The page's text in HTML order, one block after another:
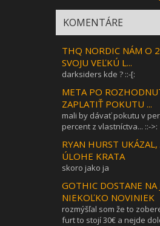
KOMENTÁRE
THQ NORDIC NÁM O
SVOJU VEĽKÚ L...
darksiders kde ? ::-[:
META PO
ZAPLATIŤ POKUTU ...
mali by dávať pokutu v
percent z vlastníctva... ::->:
RYAN HURST
ÚLOHE KRATA
skoro jako ja
GOTHIC DOSTANE NA
NIEKOĽKO NOVINIEK
rozmýšľal som že to
furt to stojí 30€ a nejde